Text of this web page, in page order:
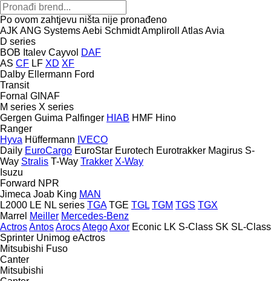
Po ovom zahtjevu ništa nije pronađeno
AJK ANG SystemsAebi SchmidtAmpliroll AtlasAvia
D series
BOB Italev Cayvol DAF
AS CF LF XD XF
Dalby Ellermann Ford
Transit
Fornal GINAF
M series X series
Gergen Guima Palfinger HIAB HMF Hino
Ranger
Hyva Hüffermann IVECO
Daily EuroCargo EuroStar Eurotech Eurotrakker Magirus S-
Way Stralis T-Way Trakker X-Way
Isuzu
Forward NPR
Jimeca Joab King MAN
L2000 LE NL series TGA TGE TGL TGM TGS TGX
Marrel Meiller Mercedes-Benz
ActrosAntosArocsAtegoAxor Econic LK S-Class SK SL-Class
Sprinter Unimog eActros
Mitsubishi Fuso
Canter
Mitsubishi